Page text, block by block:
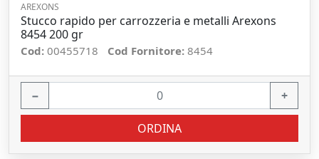
AREXONS
Stucco rapido per carrozzeria e metalli Arexons
8454 200 gr
Cod: 00455718 Cod Fornitore: 8454
− +
ORDINA